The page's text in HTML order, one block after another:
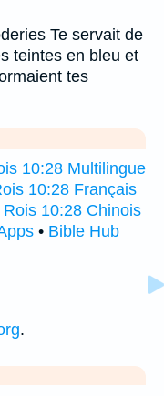
Te servait de
teintes en bleu et
tes
10:28 Multilingue
10:28 Français
Rois 10:28 Chinois
• Bible Hub
.